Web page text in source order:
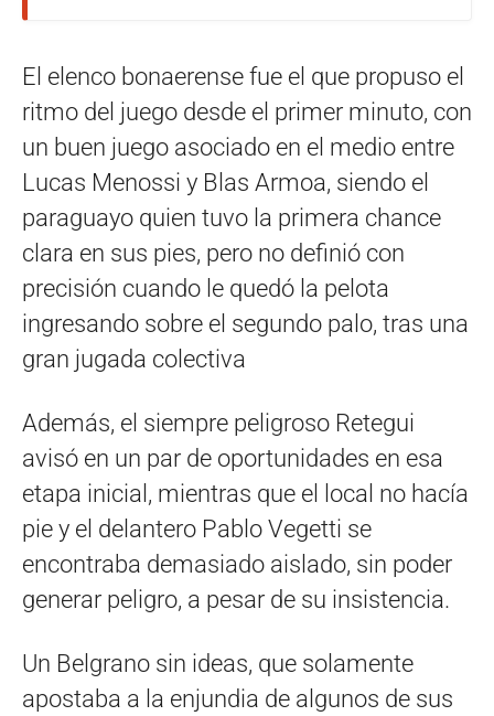
El elenco bonaerense fue el que propuso el
ritmo del juego desde el primer minuto, con
un buen juego asociado en el medio entre
Lucas Menossi y Blas Armoa, siendo el
paraguayo quien tuvo la primera chance
clara en sus pies, pero no definió con
precisión cuando le quedó la pelota
ingresando sobre el segundo palo, tras una
gran jugada colectiva
Además, el siempre peligroso Retegui
avisó en un par de oportunidades en esa
etapa inicial, mientras que el local no hacía
pie y el delantero Pablo Vegetti se
encontraba demasiado aislado, sin poder
generar peligro, a pesar de su insistencia.
Un Belgrano sin ideas, que solamente
apostaba a la enjundia de algunos de sus